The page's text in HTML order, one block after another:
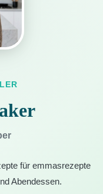
für emmasrezepte
Abendessen.